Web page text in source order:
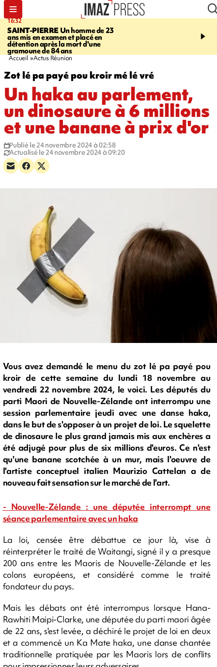
16:32
SAINT-PIERREUn homme de 23
ans mis en examen et placé en
détention après la mort d'une
gramoune de 84 ans
21:08
et Turquie scellent un
Accueil Actus Réunion
Zot lé pa payé pou kroir mé lé vré
Un haka au parlement,
un dinosaure à 6 millions
et une banane à prix d'or
Publié le 24 novembre 2024 à 02:58
Actualisé le 24 novembre 2024 à 09:20
Vous avez demandé le menu du zot lé pa payé pou
kroir de cette semaine du lundi 18 novembre au
vendredi 22 novembre 2024, le voici. Les députés du
parti Maori de Nouvelle-Zélande ont interrompu une
session parlementaire jeudi avec une danse haka,
dans le but de s'opposer à un projet de loi. Le squelette
de dinosaure le plus grand jamais mis aux enchères a
été adjugé pour plus de six millions d'euros. Ce n'est
qu'une banane scotchée à un mur, mais l'oeuvre de
l'artiste conceptuel italien Maurizio Cattelan a de
nouveau fait sensation sur le marché de l'art.
- Nouvelle-Zélande : une députée interrompt une
séance parlementaire avec un haka
La loi, censée être débattue ce jour là, vise à
réinterpréter le traité de Waitangi, signé il y a presque
200 ans entre les Maoris de Nouvelle-Zélande et les
colons européens, et considéré comme le traité
fondateur du pays.
Mais les débats ont été interrompus lorsque Hana-
Rawhiti Maipi-Clarke, une députée du parti maori âgée
de 22 ans, s'est levée, a déchiré le projet de loi en deux
et a commencé un Ka Mate haka, une danse chantée
traditionnelle pratiquée par les Maoris lors de conflits